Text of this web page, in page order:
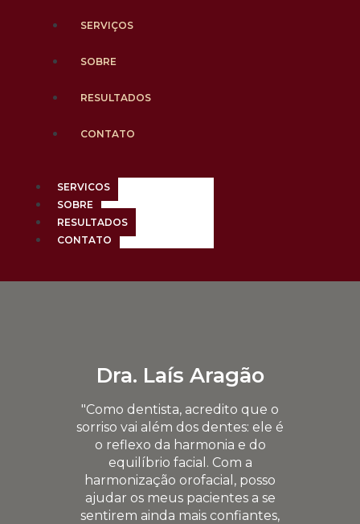
SERVIÇOS
SOBRE
RESULTADOS
CONTATO
SERVIÇOS
SOBRE
RESULTADOS
CONTATO
Dra. Laís Aragão
"Como dentista, acredito que o
sorriso vai além dos dentes: ele é
o reflexo da harmonia e do
equilíbrio facial. Com a
harmonização orofacial, posso
ajudar os meus pacientes a se
sentirem ainda mais confiantes,